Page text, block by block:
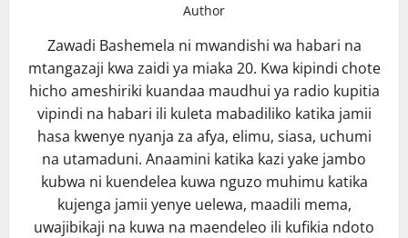
Author
Zawadi Bashemela ni mwandishi wa habari na
mtangazaji kwa zaidi ya miaka 20. Kwa kipindi chote
hicho ameshiriki kuandaa maudhui ya radio kupitia
vipindi na habari ili kuleta mabadiliko katika jamii
hasa kwenye nyanja za afya, elimu, siasa, uchumi
na utamaduni. Anaamini katika kazi yake jambo
kubwa ni kuendelea kuwa nguzo muhimu katika
kujenga jamii yenye uelewa, maadili mema,
uwajibikaji na kuwa na maendeleo ili kufikia ndoto